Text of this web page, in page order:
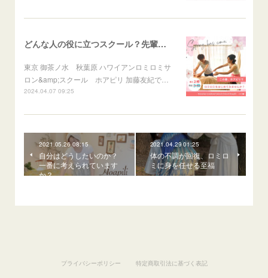
どんな人の役に立つスクール？先輩に聞きました♪
東京 御茶ノ水 秋葉原 ハワイアンロミロミサ
ロン&amp;スクール ホアピリ 加藤友紀で…
2024.04.07 09:25
2021.05.26 08:15
自分はどうしたいのか？
一番に考えられています
か？
2021.04.29 01:25
体の不調が回復、ロミロ
ミに身を任せる至福
プライバシーポリシー 特定商取引法に基づく表記